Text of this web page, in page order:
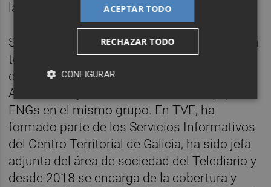
la Universidad de Barcelona.
Su trayectoria profesional está vinculada a la
televisión. Trabajó en el informativo matinal
de A·, en la agencia de noticias V-News de
Atresmedia y fue coordinadora de equipos
ENGs en el mismo grupo. En TVE, ha
formado parte de los Servicios Informativos
del Centro Territorial de Galicia, ha sido jefa
adjunta del área de sociedad del Telediario y
desde 2018 se encarga de la cobertura y
ACEPTAR TODO
RECHAZAR TODO
CONFIGURAR